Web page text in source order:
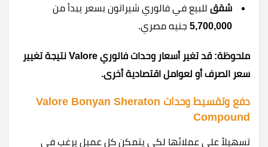
شقق للبيع في فالوري شيراتون بسعر يبدأ من
5,700,000 جنيه مصري.
ملحوظة: قد تغير أسعار وحدات فالوري Valore نتيجة تغيير
سعر الصرف أو لعوامل اقتصادية أخرى.
دفع وتقسيط وحدات Valore Bonyan Sheraton
Compound
تسهيلاً على عملائها لكي يتمكن كل عميل يرغب في